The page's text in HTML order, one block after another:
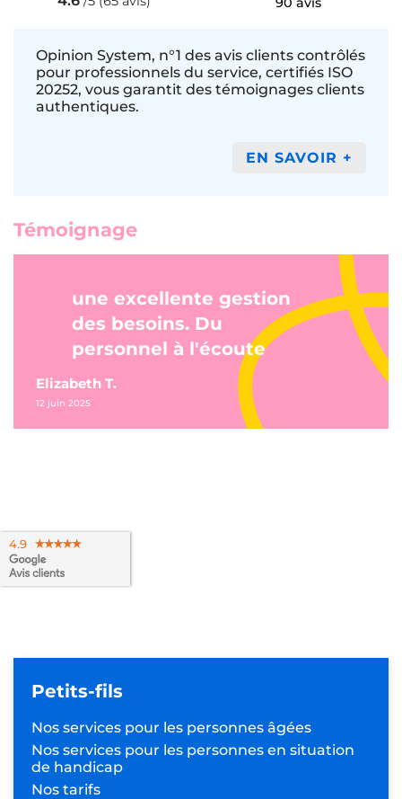
Opinion System, n°1 des avis clients contrôlés
pour professionnels du service, certifiés ISO
20252, vous garantit des témoignages clients
authentiques.
EN SAVOIR +
Témoignage
une excellente gestion
des besoins. Du
personnel à l'écoute
Elizabeth T.
12 juin 2025
4.9
Petits-fils
Nos services pour les personnes âgées
Nos services pour les personnes en situation
de handicap
Nos tarifs